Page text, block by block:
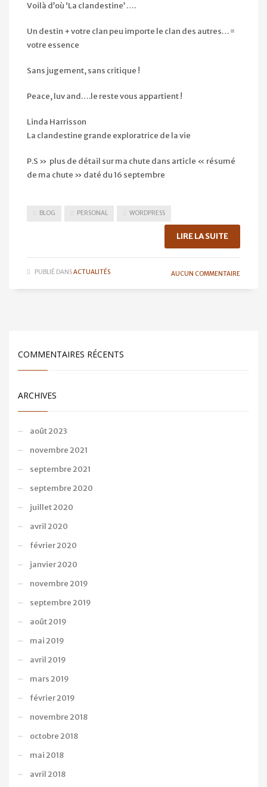
Voilà d’où ‘La clandestine’ ….
Un destin + votre clan peu importe le clan des autres…=
votre essence
Sans jugement, sans critique !
Peace, luv and….le reste vous appartient !
Linda Harrisson
La clandestine grande exploratrice de la vie
P.S » plus de détail sur ma chute dans article « résumé
de ma chute » daté du 16 septembre
BLOG PERSONAL WORDPRESS
LIRE LA SUITE
PUBLIÉ DANSACTUALITÉS AUCUN COMMENTAIRE
COMMENTAIRES RÉCENTS
ARCHIVES
août 2023
novembre 2021
septembre 2021
septembre 2020
juillet 2020
avril 2020
février 2020
janvier 2020
novembre 2019
septembre 2019
août 2019
mai 2019
avril 2019
mars 2019
février 2019
novembre 2018
octobre 2018
mai 2018
avril 2018